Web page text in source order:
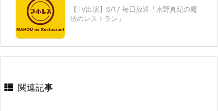
【TV出演】6/17 毎日放送「水野真紀の魔
法のレストラン」
関連記事